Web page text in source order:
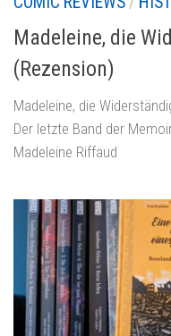
Madeleine, die
(Rezension)
Madeleine, die
Der letzte Band der
Madeleine Riffaud